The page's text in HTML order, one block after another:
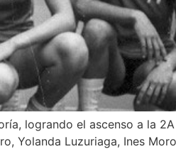
logrando el ascenso a la
Yolanda Luzuriaga, Ines